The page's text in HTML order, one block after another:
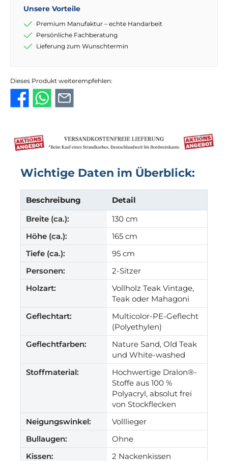
Unsere Vorteile
Premium Manufaktur – echte Handarbeit
Persönliche Fachberatung
Lieferung zum Wunschtermin
Dieses Produkt weiterempfehlen:
Wichtige Daten im Überblick:
Beschreibung
Detail
Breite (ca.):
130 cm
Höhe (ca.):
165 cm
Tiefe (ca.):
95 cm
Personen:
2-Sitzer
Holzart:
Vollholz Teak Vintage,
Teak oder Mahagoni
Geflechtart:
Multicolor-PE-Geflecht
(Polyethylen)
Geflechtfarben:
Nature Sand, Old Teak
und White-washed
Stoffmaterial:
Hochwertige Dralon®-
Stoffe aus 100 %
Polyacryl, absolut frei
von Stockflecken
Neigungswinkel:
Volllieger
Bullaugen:
Ohne
Kissen:
2 Nackenkissen